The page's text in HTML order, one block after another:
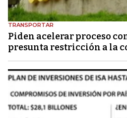
TRANSPORTAR
Piden acelerar proceso
presunta restricción a la